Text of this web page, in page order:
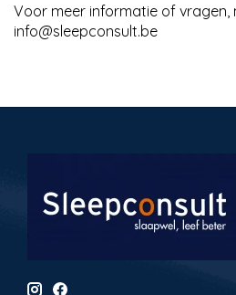
Voor meer informatie of vragen,
info@sleepconsult.be